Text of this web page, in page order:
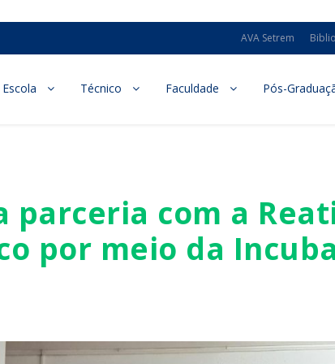
AVA Setrem
Escola Técnico Faculdade Pós-
parceria com a
por meio da